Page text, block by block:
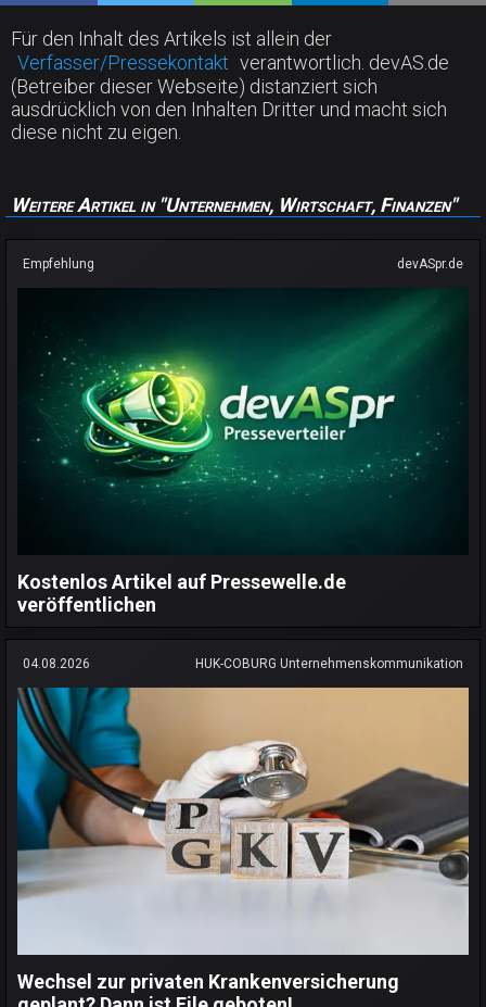
Für den Inhalt des Artikels ist allein der
Verfasser/Pressekontakt verantwortlich. devAS.de
(Betreiber dieser Webseite) distanziert sich
ausdrücklich von den Inhalten Dritter und macht sich
diese nicht zu eigen.
Weitere Artikel in "Unternehmen, Wirtschaft, Finanzen"
Empfehlung devASpr.de
Kostenlos Artikel auf Pressewelle.de
veröffentlichen
04.08.2026 HUK-COBURG Unternehmenskommunikation
Wechsel zur privaten Krankenversicherung